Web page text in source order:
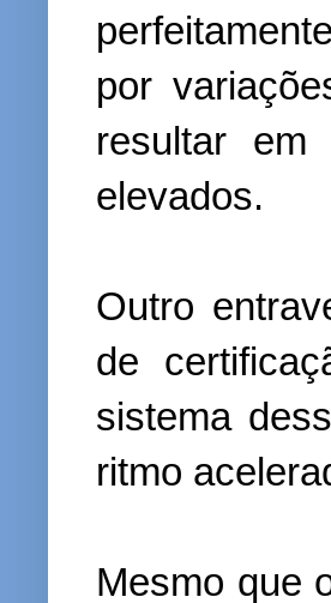
por
resultar em
elevados.
Outro
de
sistema
ritmo
Mesmo que